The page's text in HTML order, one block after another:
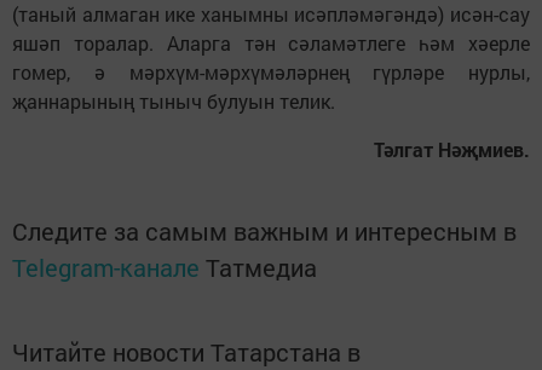
(таный алмаган ике ханымны исәпләмәгәндә) исән-сау
яшәп торалар. Аларга тән сәламәтлеге һәм хәерле
гомер, ә мәрхүм-мәрхүмәләрнең гүрләре нурлы,
җаннарының тыныч булуын телик.
Тәлгат Нәҗмиев.
Следите за самым важным и интересным в
Telegram-канале Татмедиа
Читайте новости Татарстана в